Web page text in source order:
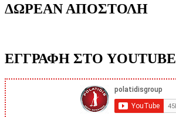
ΔΩΡΕΑΝ ΑΠΟΣΤΟΛΗ
ΕΓΓΡΑΦΗ ΣΤΟ YOUTUBE